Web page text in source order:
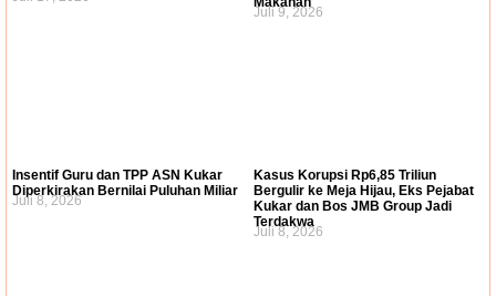
Juli 9, 2026
Insentif Guru dan TPP ASN Kukar
Diperkirakan Bernilai Puluhan Miliar
Juli 8, 2026
Kasus Korupsi Rp6,85 Triliun
Bergulir ke Meja Hijau, Eks Pejabat
Kukar dan Bos JMB Group Jadi
Terdakwa
Juli 8, 2026